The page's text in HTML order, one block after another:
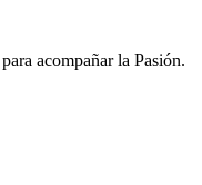
acompañar la Pasión.